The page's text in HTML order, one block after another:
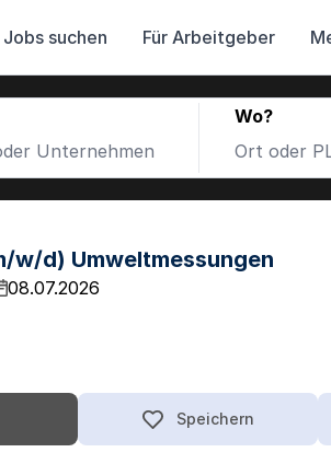
Jobs suchen Für Arbeitgeber
Wo?
w/d) Umweltmessungen
08.07.2026
Speichern